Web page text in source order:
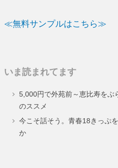
≪無料サンプルはこちら≫
いま読まれてます
5,000円で外苑前～恵比寿をぶ
のススメ
今こそ話そう。青春18きっぷ
か